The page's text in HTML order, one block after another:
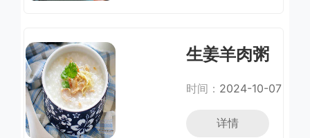
生姜羊肉粥
时间： 2024-10-07
详情